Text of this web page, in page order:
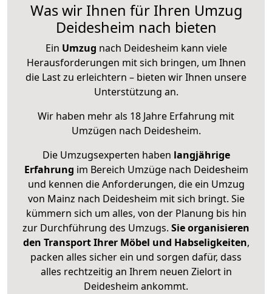
Was wir Ihnen für Ihren Umzug
Deidesheim nach bieten
Ein Umzug nach Deidesheim kann viele
Herausforderungen mit sich bringen, um Ihnen
die Last zu erleichtern – bieten wir Ihnen unsere
Unterstützung an.
Wir haben mehr als 18 Jahre Erfahrung mit
Umzügen nach Deidesheim.
Die Umzugsexperten haben langjährige
Erfahrung im Bereich Umzüge nach Deidesheim
und kennen die Anforderungen, die ein Umzug
von Mainz nach Deidesheim mit sich bringt. Sie
kümmern sich um alles, von der Planung bis hin
zur Durchführung des Umzugs. Sie organisieren
den Transport Ihrer Möbel und Habseligkeiten,
packen alles sicher ein und sorgen dafür, dass
alles rechtzeitig an Ihrem neuen Zielort in
Deidesheim ankommt.